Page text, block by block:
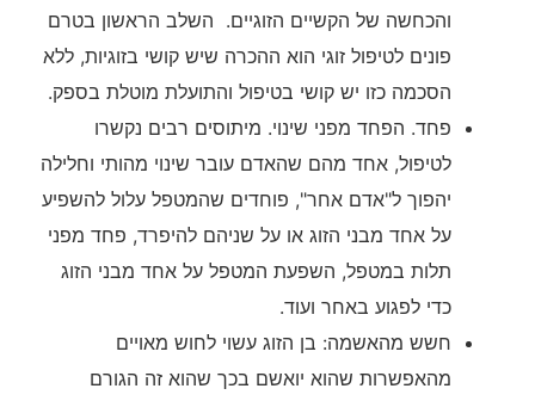
והכחשה של הקשיים הזוגיים. השלב הראשון בטרם
פונים לטיפול זוגי הוא ההכרה שיש קושי בזוגיות, ללא
הסכמה כזו יש קושי בטיפול והתועלת מוטלת בספק.
פחד. הפחד מפני שינוי. מיתוסים רבים נקשרו
לטיפול, אחד מהם שהאדם עובר שינוי מהותי וחלילה
יהפוך ל"אדם אחר", פוחדים שהמטפל עלול להשפיע
על אחד מבני הזוג או על שניהם להיפרד, פחד מפני
תלות במטפל, השפעת המטפל על אחד מבני הזוג
כדי לפגוע באחר ועוד.
חשש מהאשמה: בן הזוג עשוי לחוש מאויים
מהאפשרות שהוא יואשם בכך שהוא זה הגורם